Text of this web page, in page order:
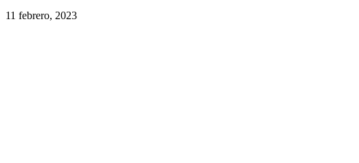
11 febrero, 2023